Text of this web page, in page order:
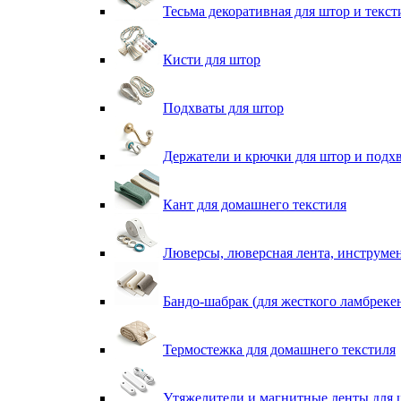
Тесьма декоративная для штор и
Кисти для штор
Подхваты для штор
Держатели и крючки для штор и
Кант для домашнего текстиля
Люверсы, люверсная лента,
Бандо-шабрак (для жесткого
Термостежка для домашнего текстиля
Утяжелители и магнитные ленты для